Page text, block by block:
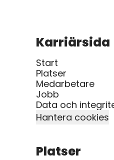
Karriärsida
Start
Platser
Medarbetare
Jobb
Data och
Hantera cookies
Platser